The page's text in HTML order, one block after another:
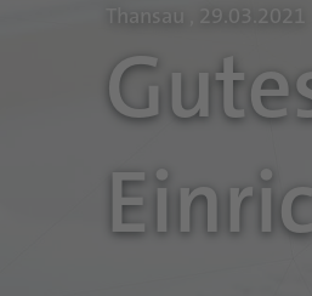
Thansau , 29.03.2021